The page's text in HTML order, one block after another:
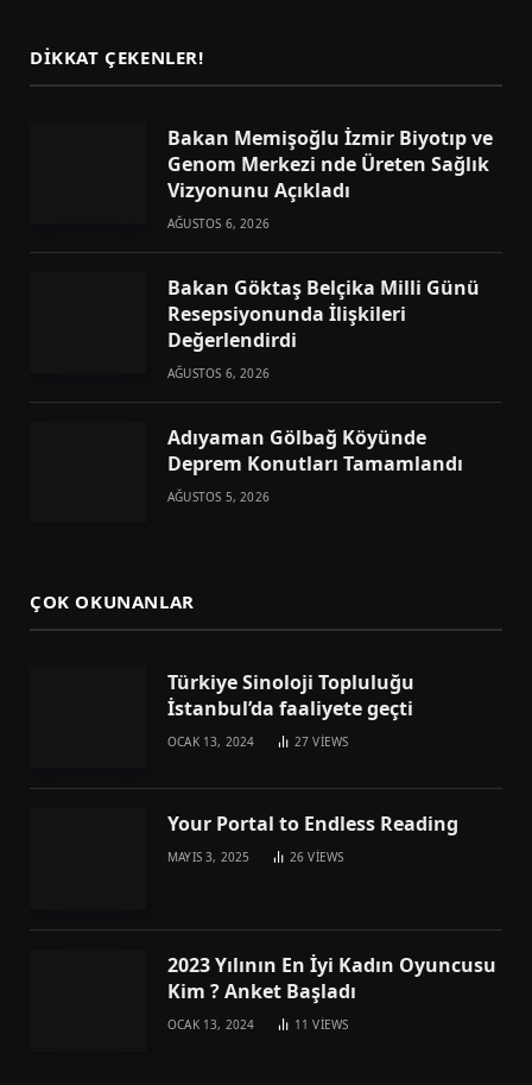
DIKKAT ÇEKENLER!
Bakan Memişoğlu İzmir Biyotıp ve
Genom Merkezi nde Üreten Sağlık
Vizyonunu Açıkladı
AĞUSTOS 6, 2026
Bakan Göktaş Belçika Milli Günü
Resepsiyonunda İlişkileri
Değerlendirdi
AĞUSTOS 6, 2026
Adıyaman Gölbağ Köyünde
Deprem Konutları Tamamlandı
AĞUSTOS 5, 2026
ÇOK OKUNANLAR
Türkiye Sinoloji Topluluğu
İstanbul’da faaliyete geçti
OCAK 13, 2024 27VIEWS
Your Portal to Endless Reading
MAYIS 3, 2025 26VIEWS
2023 Yılının En İyi Kadın Oyuncusu
Kim ? Anket Başladı
OCAK 13, 2024 11VIEWS